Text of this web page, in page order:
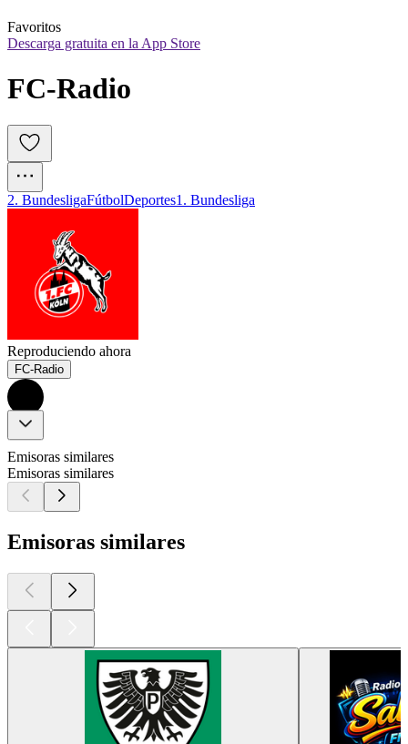
Favoritos
Descarga gratuita en la App Store
FC-Radio
2. BundesligaFútbolDeportes1. Bundesliga
Reproduciendo ahora
FC-Radio
Emisoras similares
Emisoras similares
Emisoras similares